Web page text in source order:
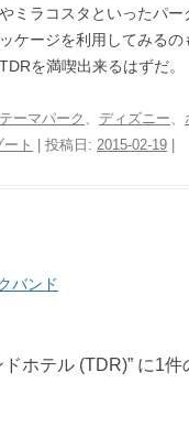
ミラコスタといったパ
ケージを利用してみるの
を満喫出来るはずだ。
テーマパーク ディズニー
ト
| 投稿日: 2015-02-19
バンド
ホテル (TDR)” に1